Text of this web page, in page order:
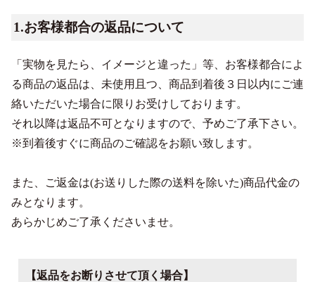
1.お客様都合の返品について
「実物を見たら、イメージと違った」等、お客様都合によ
る商品の返品は、未使用且つ、商品到着後３日以内にご連
絡いただいた場合に限りお受けしております。
それ以降は返品不可となりますので、予めご了承下さい。
※到着後すぐに商品のご確認をお願い致します。
また、ご返金は(お送りした際の送料を除いた)商品代金の
みとなります。
あらかじめご了承くださいませ。
【返品をお断りさせて頂く場合】